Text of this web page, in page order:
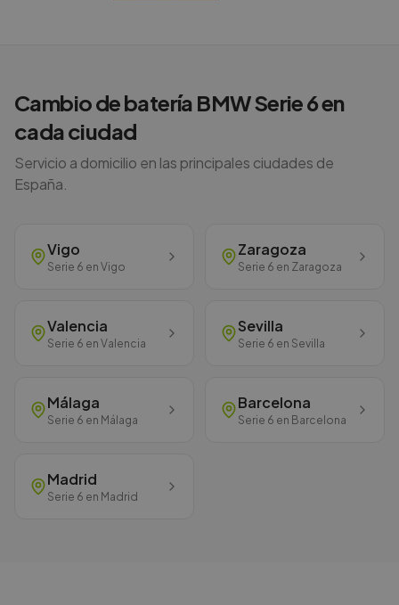
Cambio de batería BMWSerie 6en
cada ciudad
Servicio a domicilio en las principales ciudades de
España.
Vigo
Serie 6 en Vigo
Zaragoza
Serie 6 en Zaragoza
Valencia
Serie 6 en Valencia
Sevilla
Serie 6 en Sevilla
Málaga
Serie 6 en Málaga
Barcelona
Serie 6 en Barcelona
Madrid
Serie 6 en Madrid